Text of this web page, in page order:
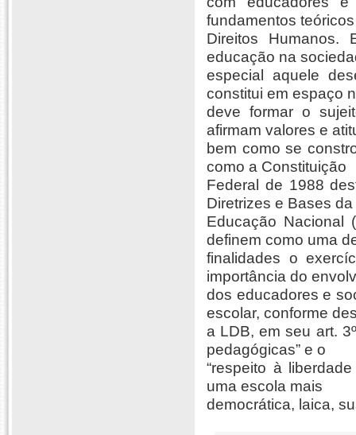
fundamentos
Direitos Humanos.
educação na
especial aquele
constitui em espaço
deve formar o
afirmam valores e
bem como se
como a Constituição
Federal de 1988
Diretrizes e Bases da
Educação Nacional
definem como uma
finalidades o
importância do
dos educadores e
escolar, conforme
a LDB, em seu art.
pedagógicas” e o
“respeito à
uma escola mais
democrática, laica,